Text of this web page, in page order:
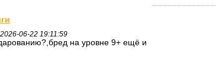
2026-06-22 19:11:59
на уровне 9+ ещё и